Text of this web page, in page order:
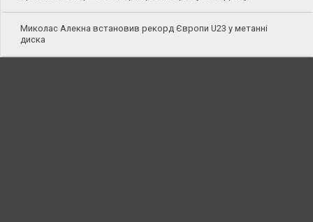
Миколас Алекна встановив рекорд Європи U23 у метанні
диска